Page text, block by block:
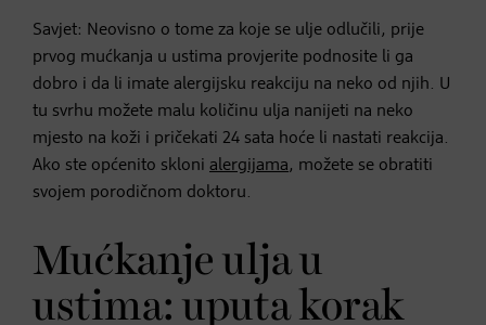
Savjet: Neovisno o tome za koje se ulje odlučili, prije
prvog mućkanja u ustima provjerite podnosite li ga
dobro i da li imate alergijsku reakciju na neko od njih. U
tu svrhu možete malu količinu ulja nanijeti na neko
mjesto na koži i pričekati 24 sata hoće li nastati reakcija.
Ako ste općenito skloni alergijama, možete se obratiti
svojem porodičnom doktoru.
Mućkanje ulja u
ustima: uputa korak